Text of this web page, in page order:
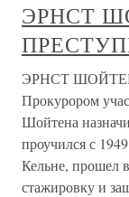
ЭРНСТ
ЭРНСТ
Прокурором
Шойтена
проучился с
Кельне, прошел
стажировку и